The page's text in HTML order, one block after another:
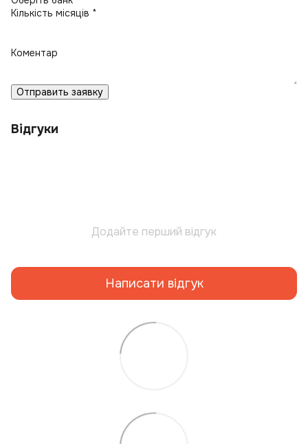
Кількість місяців *
Коментар
Отправить заявку
Відгуки
Додайте перший відгук
Написати відгук